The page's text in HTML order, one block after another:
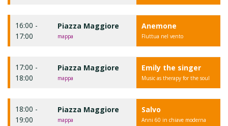
16:00 -
17:00
Piazza Maggiore
mappa
Anemone
Fluttua nel vento
17:00 -
18:00
Piazza Maggiore
mappa
Emily the singer
Music as therapy for the soul
18:00 -
19:00
Piazza Maggiore
mappa
Salvo
Anni 60 in chiave moderna